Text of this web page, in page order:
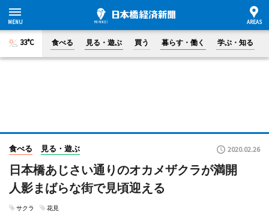
33°C 食べる 見る・遊ぶ 買う 暮らす・働く 学ぶ・知る
食べる 見る・遊ぶ 2020.02.26
日本橋あじさい通りのオカメザクラが満開
人影まばらな街で見頃迎える
サクラ 花見